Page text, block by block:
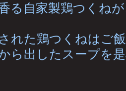
る自家製鶏つくね
れた鶏つくねはご
ら出したスープを